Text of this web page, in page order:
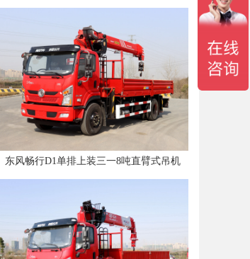
东风畅行D1单排上装三一8吨直臂式吊机